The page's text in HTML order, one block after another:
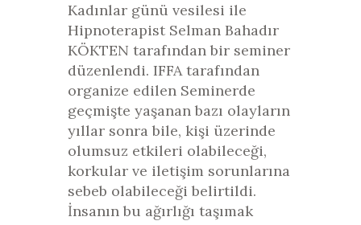
Kadınlar günü vesilesi ile
Hipnoterapist Selman Bahadır
KÖKTEN tarafından bir seminer
düzenlendi. IFFA tarafından
organize edilen Seminerde
geçmişte yaşanan bazı olayların
yıllar sonra bile, kişi üzerinde
olumsuz etkileri olabileceği,
korkular ve iletişim sorunlarına
sebeb olabileceği belirtildi.
İnsanın bu ağırlığı taşımak